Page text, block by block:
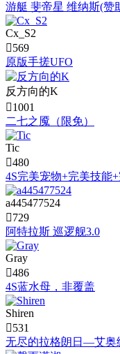
游艇 斐帝星 维纳斯(赞
Cx_S2
569
原版手搓UFO
反方向的K
1001
二七之魇（限免）
Tic
480
4S完美宠物+完美技能
a445477524
729
阿特拉斯 巡逻舰3.0
Gray
486
4S蓝水母，非覆盖
Shiren
531
无尽的拉格朗日—艾奥